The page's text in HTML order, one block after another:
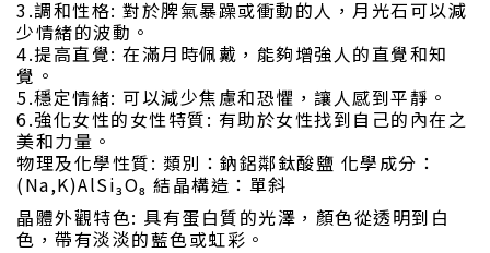
3.調和性格: 對於脾氣暴躁或衝動的人，月光石可以減
少情緒的波動。
4.提高直覺: 在滿月時佩戴，能夠增強人的直覺和知
覺。
5.穩定情緒: 可以減少焦慮和恐懼，讓人感到平靜。
6.強化女性的女性特質: 有助於女性找到自己的內在之
美和力量。
物理及化學性質: 類別：鈉鋁鄰鈦酸鹽 化學成分：
(Na,K)AlSi₃O₈ 結晶構造：單斜
晶體外觀特色: 具有蛋白質的光澤，顏色從透明到白
色，帶有淡淡的藍色或虹彩。